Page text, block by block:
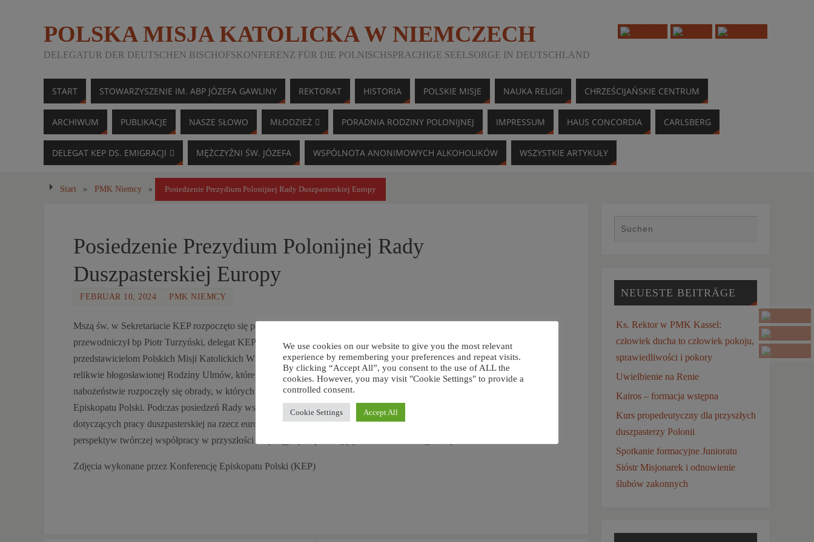
POLSKA MISJA KATOLICKA W NIEMCZECH
DELEGATUR DER DEUTSCHEN BISCHOFSKONFERENZ FÜR DIE POLNISCHSPRACHIGE SEELSORGE IN DEUTSCHLAND
START STOWARZYSZENIE IM. ABP JÓZEFA GAWLINY REKTORAT HISTORIA POLSKIE MISJE NAUKA RELIGII CHRZEŚCIJAŃSKIE CENTRUM
ARCHIWUM PUBLIKACJE NASZE SŁOWO MŁODZIEŻ PORADNIA RODZINY POLONIJNEJ IMPRESSUM HAUS CONCORDIA CARLSBERG
DELEGAT KEP DS. EMIGRACJI MĘŻCZYŹNI ŚW. JÓZEFA WSPÓLNOTA ANONIMOWYCH ALKOHOLIKÓW WSZYSTKIE ARTYKUŁY
Start » PMK Niemcy » Posiedzenie Prezydium Polonijnej Rady Duszpasterskiej Europy
Posiedzenie Prezydium Polonijnej Rady
Duszpasterskiej Europy
FEBRUAR 10, 2024 PMK NIEMCY
Mszą św. w Sekretariacie KEP rozpoczęto się posiedzenie Prezydium Polonijnej Rady Duszpasterskiej Europy. Eucharystii
przewodniczył bp Piotr Turzyński, delegat KEP ds. Duszpasterstwa Emigracji Polskiej. Na zakończenie Mszy Świętej
przedstawicielom Polskich Misji Katolickich W Anglii Walii, Francji, Niemczech oraz na Węgrzech zostały przekazane
relikwie błogosławionej Rodziny Ulmów, które wkrótce będą peregrynować po polskich parafiach w krajach całej Europy. Po
nabożeństwie rozpoczęły się obrady, w których uczestniczył również bp Artur G. Miziński, Sekretarz Generalny Konferencji
Episkopatu Polski. Podczas posiedzeń Rady wspólna modlitwa prowadzi do osobistych spotkań i wymiany spostrzeżeń
dotyczących pracy duszpasterskiej na rzecz europejskiej Polonii. Systematyczna doroczna rozmowa sprzyja zaś wyznaczeniu
perspektyw twórczej współpracy w przyszłości i wyciągnięciu pouczających wniosków z tego, co już za nami.
Zdjęcia wykonane przez Konferencję Episkopatu Polski (KEP)
NEUESTE BEITRÄGE
Ks. Rektor w PMK Kassel:
człowiek ducha to człowiek pokoju,
sprawiedliwości i pokory
Uwielbienie na Renie
Kairos – formacja wstępna
Kurs propedeutyczny dla przyszłych
duszpasterzy Polonii
Spotkanie formacyjne Junioratu
Sióstr Misjonarek i odnowienie
ślubów zakonnych
We use cookies on our website to give you the most relevant
experience by remembering your preferences and repeat visits.
By clicking “Accept All”, you consent to the use of ALL the
cookies. However, you may visit "Cookie Settings" to provide a
controlled consent.
Cookie Settings Accept All